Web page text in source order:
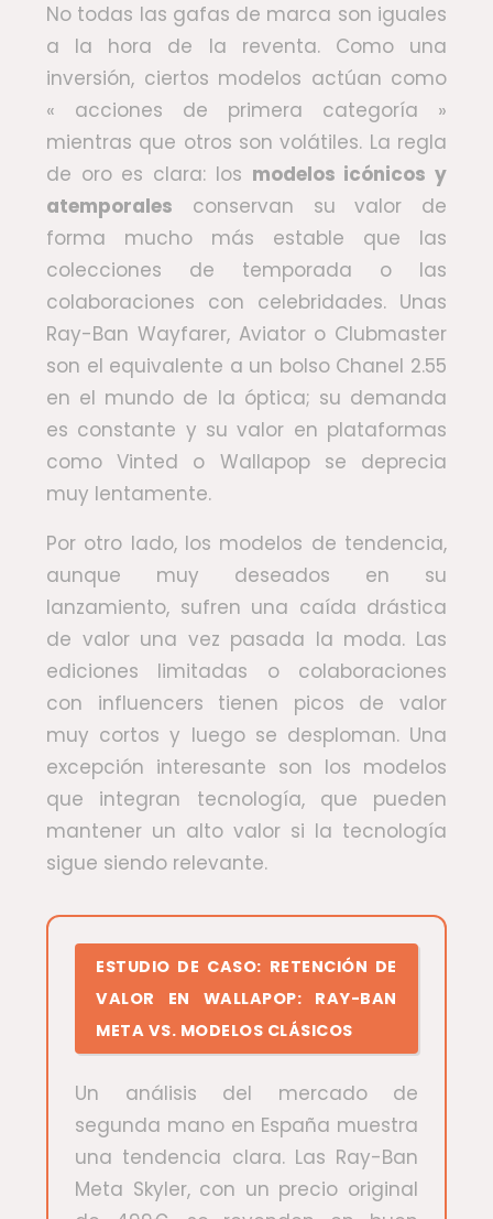
No todas las gafas de marca son iguales
a la hora de la reventa. Como una
inversión, ciertos modelos actúan como
« acciones de primera categoría »
mientras que otros son volátiles. La regla
de oro es clara: los modelos icónicos y
atemporales conservan su valor de
forma mucho más estable que las
colecciones de temporada o las
colaboraciones con celebridades. Unas
Ray-Ban Wayfarer, Aviator o Clubmaster
son el equivalente a un bolso Chanel 2.55
en el mundo de la óptica; su demanda
es constante y su valor en plataformas
como Vinted o Wallapop se deprecia
muy lentamente.
Por otro lado, los modelos de tendencia,
aunque muy deseados en su
lanzamiento, sufren una caída drástica
de valor una vez pasada la moda. Las
ediciones limitadas o colaboraciones
con influencers tienen picos de valor
muy cortos y luego se desploman. Una
excepción interesante son los modelos
que integran tecnología, que pueden
mantener un alto valor si la tecnología
sigue siendo relevante.
ESTUDIO DE CASO: RETENCIÓN DE
VALOR EN WALLAPOP: RAY-BAN
META VS. MODELOS CLÁSICOS
Un análisis del mercado de
segunda mano en España muestra
una tendencia clara. Las Ray-Ban
Meta Skyler, con un precio original